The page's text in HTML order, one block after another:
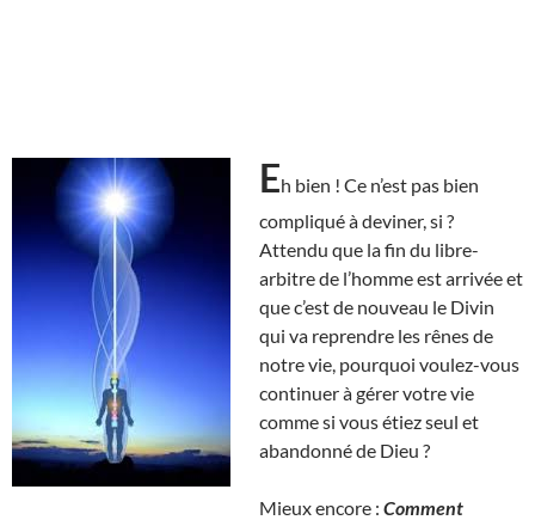
Eh bien ! Ce n’est pas bien
compliqué à deviner, si ?
Attendu que la fin du libre-
arbitre de l’homme est arrivée et
que c’est de nouveau le Divin
qui va reprendre les rênes de
notre vie, pourquoi voulez-vous
continuer à gérer votre vie
comme si vous étiez seul et
abandonné de Dieu ?
Mieux encore : Comment